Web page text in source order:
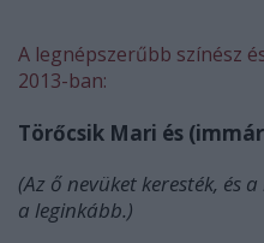
A legnépszerűbb színész
2013-ban:
Törőcsik Mari és
(Az ő nevüket keresték, és
a leginkább.)